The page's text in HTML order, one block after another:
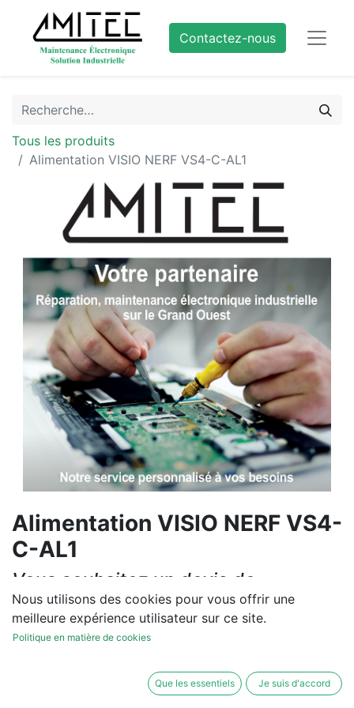
Contactez-nous
Tous les produits
Alimentation VISIO NERF VS4-C-AL1
Alimentation VISIO NERF VS4-
C-AL1
Vous souhaitez un devis de
réparation ou de vente, un
diagnostic sur site?
Nous utilisons des cookies pour vous offrir une
meilleure expérience utilisateur sur ce site.
Politique en matière de cookies
Que les essentiels Je suis d'accord